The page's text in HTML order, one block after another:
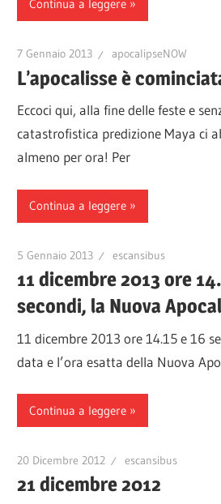
Continua a leggere
7 Gennaio 2013 apocalipseNOW
L’apocalisse è
Eccoci qui, alla fine delle feste e
catastrofistica predizione Maya ci
almeno per ora! Per
Continua a leggere
5 Gennaio 2013 escansibus
11 dicembre 2013 ore
secondi, la Nuova
11 dicembre 2013 ore 14.15 e 16
data e l’ora esatta della Nuova
Continua a leggere
20 Dicembre 2012 escansibus
21 dicembre 2012